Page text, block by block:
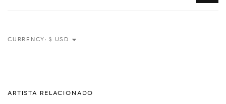
CURRENCY:
ARTISTA RELACIONADO